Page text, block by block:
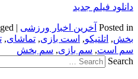
دانلود فیلم جدید
Posted in آخرین اخبار ورزشی |
بخش, اتلتیکو, است بازی, تماشای,
سم است, سم بازی, سم بخش
Search